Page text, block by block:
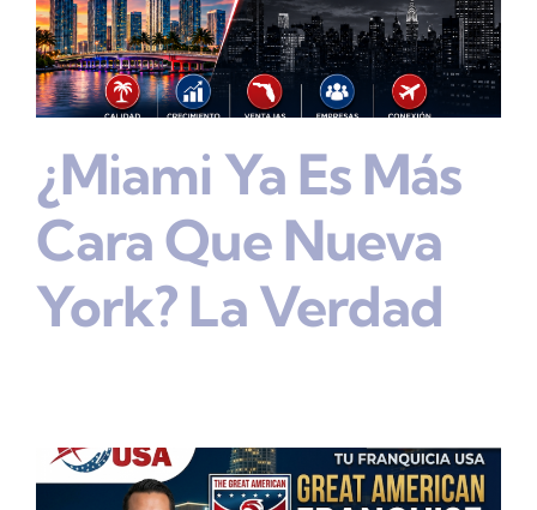
¿Miami Ya Es Más
Cara Que Nueva
York? La Verdad